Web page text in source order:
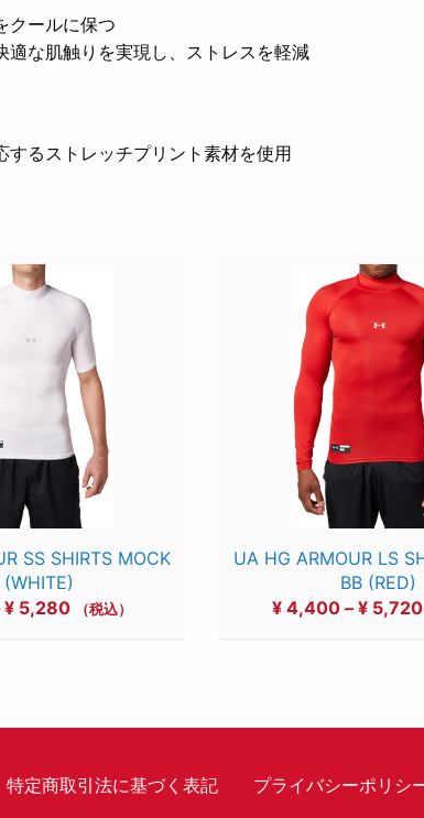
クールに保つ
な肌触りを実現し、ストレスを軽減
るストレッチプリント素材を使用
SS SHIRTS MOCK
(WHITE)
¥5,280価（税込）
UA HG ARMOUR LS
BB (RED)
¥ 4,400 – ¥ 5,720
特定商取引法に基づく表記 プライバシーポリシ